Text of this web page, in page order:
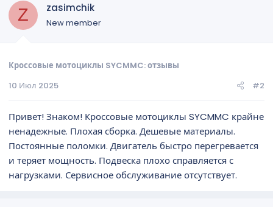
Z zasimchik
New member
Кроссовые мотоциклы SYCMMC: отзывы
10 Июл 2025
#2
Привет! Знаком! Кроссовые мотоциклы SYCMMC крайне
ненадежные. Плохая сборка. Дешевые материалы.
Постоянные поломки. Двигатель быстро перегревается
и теряет мощность. Подвеска плохо справляется с
нагрузками. Сервисное обслуживание отсутствует.